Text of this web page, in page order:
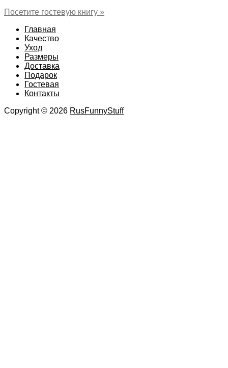
Посетите гостевую книгу »
Главная
Качество
Уход
Размеры
Доставка
Подарок
Гостевая
Контакты
Copyright © 2026 RusFunnyStuff